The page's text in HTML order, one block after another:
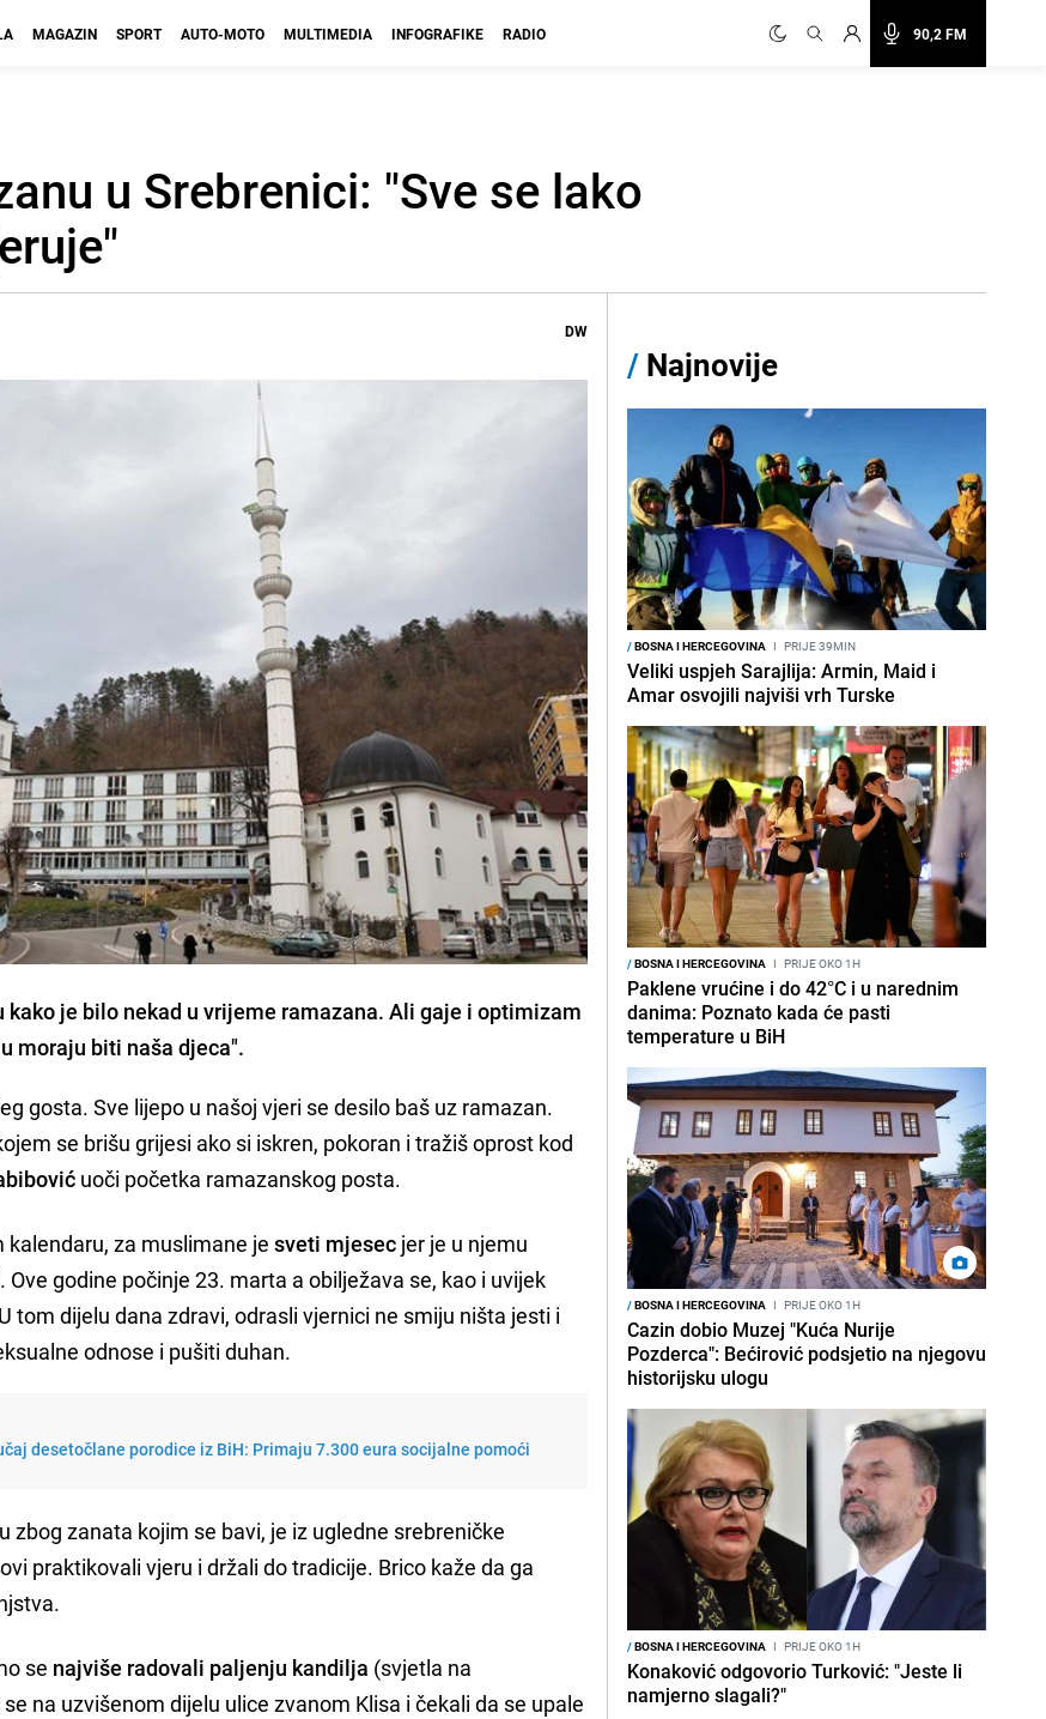
90,2 FM
MAGAZIN SPORT AUTO-MOTO MULTIMEDIA INFOGRAFIKE RADIO
u Srebrenici: "Sve se lako
DW
je bilo nekad u vrijeme ramazana. Ali gaje i optimizam
moraju biti naša djeca".
gosta. Sve lijepo u našoj vjeri se desilo baš uz ramazan.
se brišu grijesi ako si iskren, pokoran i tražiš oprost kod
uoči početka ramazanskog posta.
kalendaru, za muslimane jesveti mjesec jer je u njemu
godine počinje 23. marta a obilježava se, kao i uvijek
tom dijelu dana zdravi, odrasli vjernici ne smiju ništa jesti i
odnose i pušiti duhan.
desetočlane porodice iz BiH: Primaju 7.300 eura socijalne pomoći
zbog zanata kojim se bavi, je iz ugledne srebreničke
praktikovali vjeru i držali do tradicije. Brico kaže da ga
se najviše radovali paljenju kandilja (svjetla na
na uzvišenom dijelu ulice zvanom Klisa i čekali da se upale
/ Najnovije
/BOSNA I HERCEGOVINA I PRIJE 39MIN
Veliki uspjeh Sarajlija: Armin, Maid i
Amar osvojili najviši vrh Turske
/BOSNA I HERCEGOVINA I PRIJE OKO 1H
Paklene vrućine i do 42°C i u narednim
danima: Poznato kada će pasti
temperature u BiH
/BOSNA I HERCEGOVINA I PRIJE OKO 1H
Cazin dobio Muzej "Kuća Nurije
Pozderca": Bećirović podsjetio na njegovu
historijsku ulogu
/BOSNA I HERCEGOVINA I PRIJE OKO 1H
Konaković odgovorio Turković: "Jeste li
namjerno slagali?"